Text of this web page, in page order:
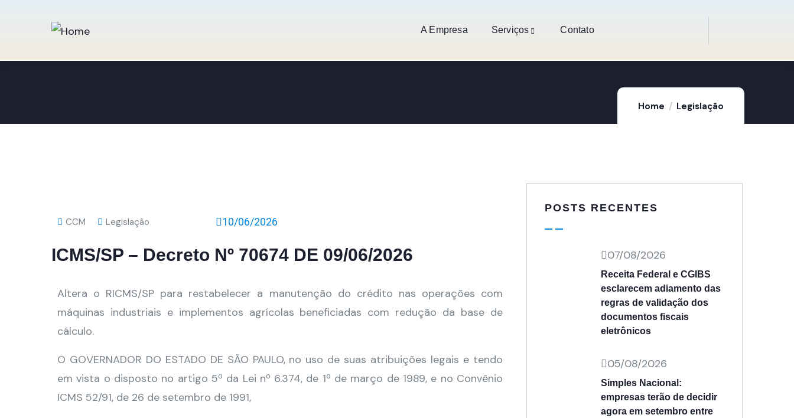
A Empresa Serviços Contato
Home Legislação
CCM Legislação 10/06/2026
ICMS/SP – Decreto Nº 70674 DE 09/06/2026
Altera o RICMS/SP para restabelecer a manutenção do crédito nas operações com
máquinas industriais e implementos agrícolas beneficiadas com redução da base de
cálculo.
O GOVERNADOR DO ESTADO DE SÃO PAULO, no uso de suas atribuições legais e tendo
em vista o disposto no artigo 5º da Lei nº 6.374, de 1º de março de 1989, e no Convênio
ICMS 52/91, de 26 de setembro de 1991,
POSTS RECENTES
07/08/2026
Receita Federal e CGIBS
esclarecem adiamento das
regras de validação dos
documentos fiscais
eletrônicos
05/08/2026
Simples Nacional:
empresas terão de decidir
agora em setembro entre